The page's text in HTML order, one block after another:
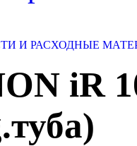
И РАСХОДНЫЕ
iR